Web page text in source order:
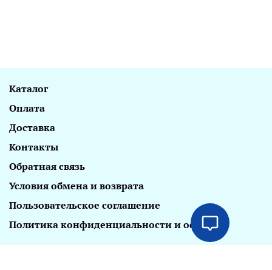
Каталог
Оплата
Доставка
Контакты
Обратная связь
Условия обмена и возврата
Пользовательское соглашение
Политика конфиденциальности и оферта